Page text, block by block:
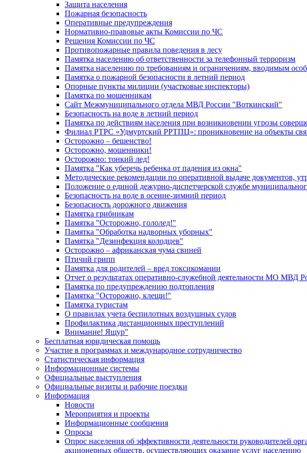
Защита населения
Пожарная безопасность
Оперативные предупреждения
Нормативно-правовые акты Комиссии по ЧС
Решения Комиссии по ЧС
Противопожарные правила поведения в лесу
Памятка населению об ответственности за телефонный терроризм
Памятка населению по требованиям и ограничениям, вводимым
Памятка о пожарной безопасности в летний период
Опорные пункты милиции (участковые инспекторы)
Памятка по мошенникам
Сайт Межмуниципального отдела МВД России "Воткинский"
Безопасность на воде в летний период
Памятка по действиям населения при возникновении угрозы
Филиал РТРС «Удмуртский РРТПЦ»: проникновение на объекты
Осторожно – бешенство!
Осторожно, мошенники!
Осторожно: тонкий лед!
Памятка "Как уберечь ребенка от падения из окна"
Методические рекомендации по оперативной выдаче документов,
Положение о единой дежурно-диспетчерской службе
Безопасность на воде в осенне-зимний период
Безопасность дорожного движения
Памятка грибникам
Памятка "Осторожно, гололед!"
Памятка "Обработка надворных уборных"
Памятка "Дезинфекция колодцев"
Осторожно – африканская чума свиней
Птичий грипп
Памятка для родителей – вред токсикомании
Отчет о результатах оперативно-служебной деятельности МО МВД
Памятка по предупреждению подтопления
Памятка "Осторожно, клещи!"
Памятка туристам
О правилах учета беспилотных воздушных судов
Профилактика дистанционных преступлений
Внимание! Ящур"
Бесплатная юридическая помощь
Участие в программах и международное сотрудничество
Статистическая информация
Информационные системы
Официальные выступления
Официальные визиты и рабочие поездки
Информация
Новости
Мероприятия и проекты
Информационные сообщения
Опросы
Опрос населения об эффективности деятельности руководителей
акционерных обществ, осуществляющих оказание услуг населению